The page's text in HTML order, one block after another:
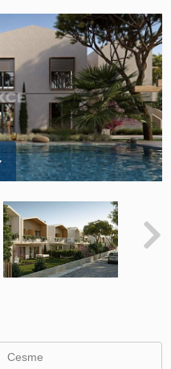
Cesme